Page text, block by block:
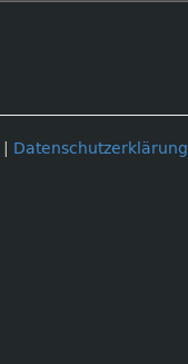
Datenschutzerklärung